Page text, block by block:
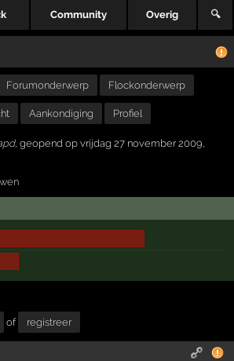
Community Overig 🔍
Forumonderwerp Flockonderwerp
Aankondiging Profiel
, geopend op vrijdag 27 november 2009,
of registreer